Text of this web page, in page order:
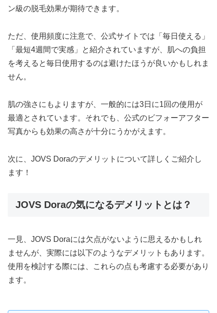
ン級の脱毛効果が期待できます。
ただ、使用頻度に注意で、公式サイトでは「毎日使える」
「最短4週間で実感」と紹介されていますが、肌への負担
を考えると毎日使用するのは避けたほうが良いかもしれま
せん。
肌の強さにもよりますが、一般的には3日に1回の使用が
最適とされています。それでも、公式のビフォーアフター
写真からも効果の高さが十分にうかがえます。
次に、JOVS Doraのデメリットについて詳しくご紹介し
ます！
JOVS Doraの気になるデメリットとは？
一見、JOVS Doraには欠点がないように思えるかもしれ
ませんが、実際には以下のようなデメリットもあります。
使用を検討する際には、これらの点も考慮する必要があり
ます。